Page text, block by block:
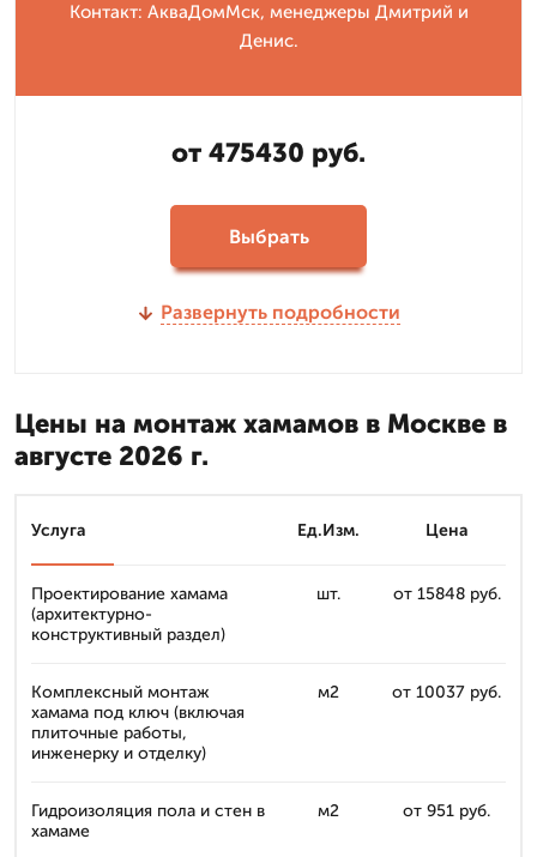
Контакт: АкваДомМск, менеджеры Дмитрий и
Денис.
от 475430 руб.
Выбрать
Развернуть подробности
Цены на монтаж хамамов в Москве в
августе 2026 г.
Услуга Ед.Изм. Цена
Проектирование хамама
(архитектурно-
конструктивный раздел)
шт. от 15848 руб.
Комплексный монтаж
хамама под ключ (включая
плиточные работы,
инженерку и отделку)
м2 от 10037 руб.
Гидроизоляция пола и стен в
хамаме
м2 от 951 руб.